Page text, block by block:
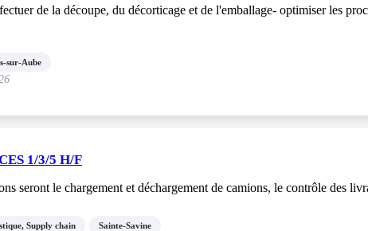
de la découpe, du décorticage et de l'emballage- optimiser les
sur-Aube
1/3/5 H/F
seront le chargement et déchargement de camions, le contrôle des
Supply chain Sainte-Savine